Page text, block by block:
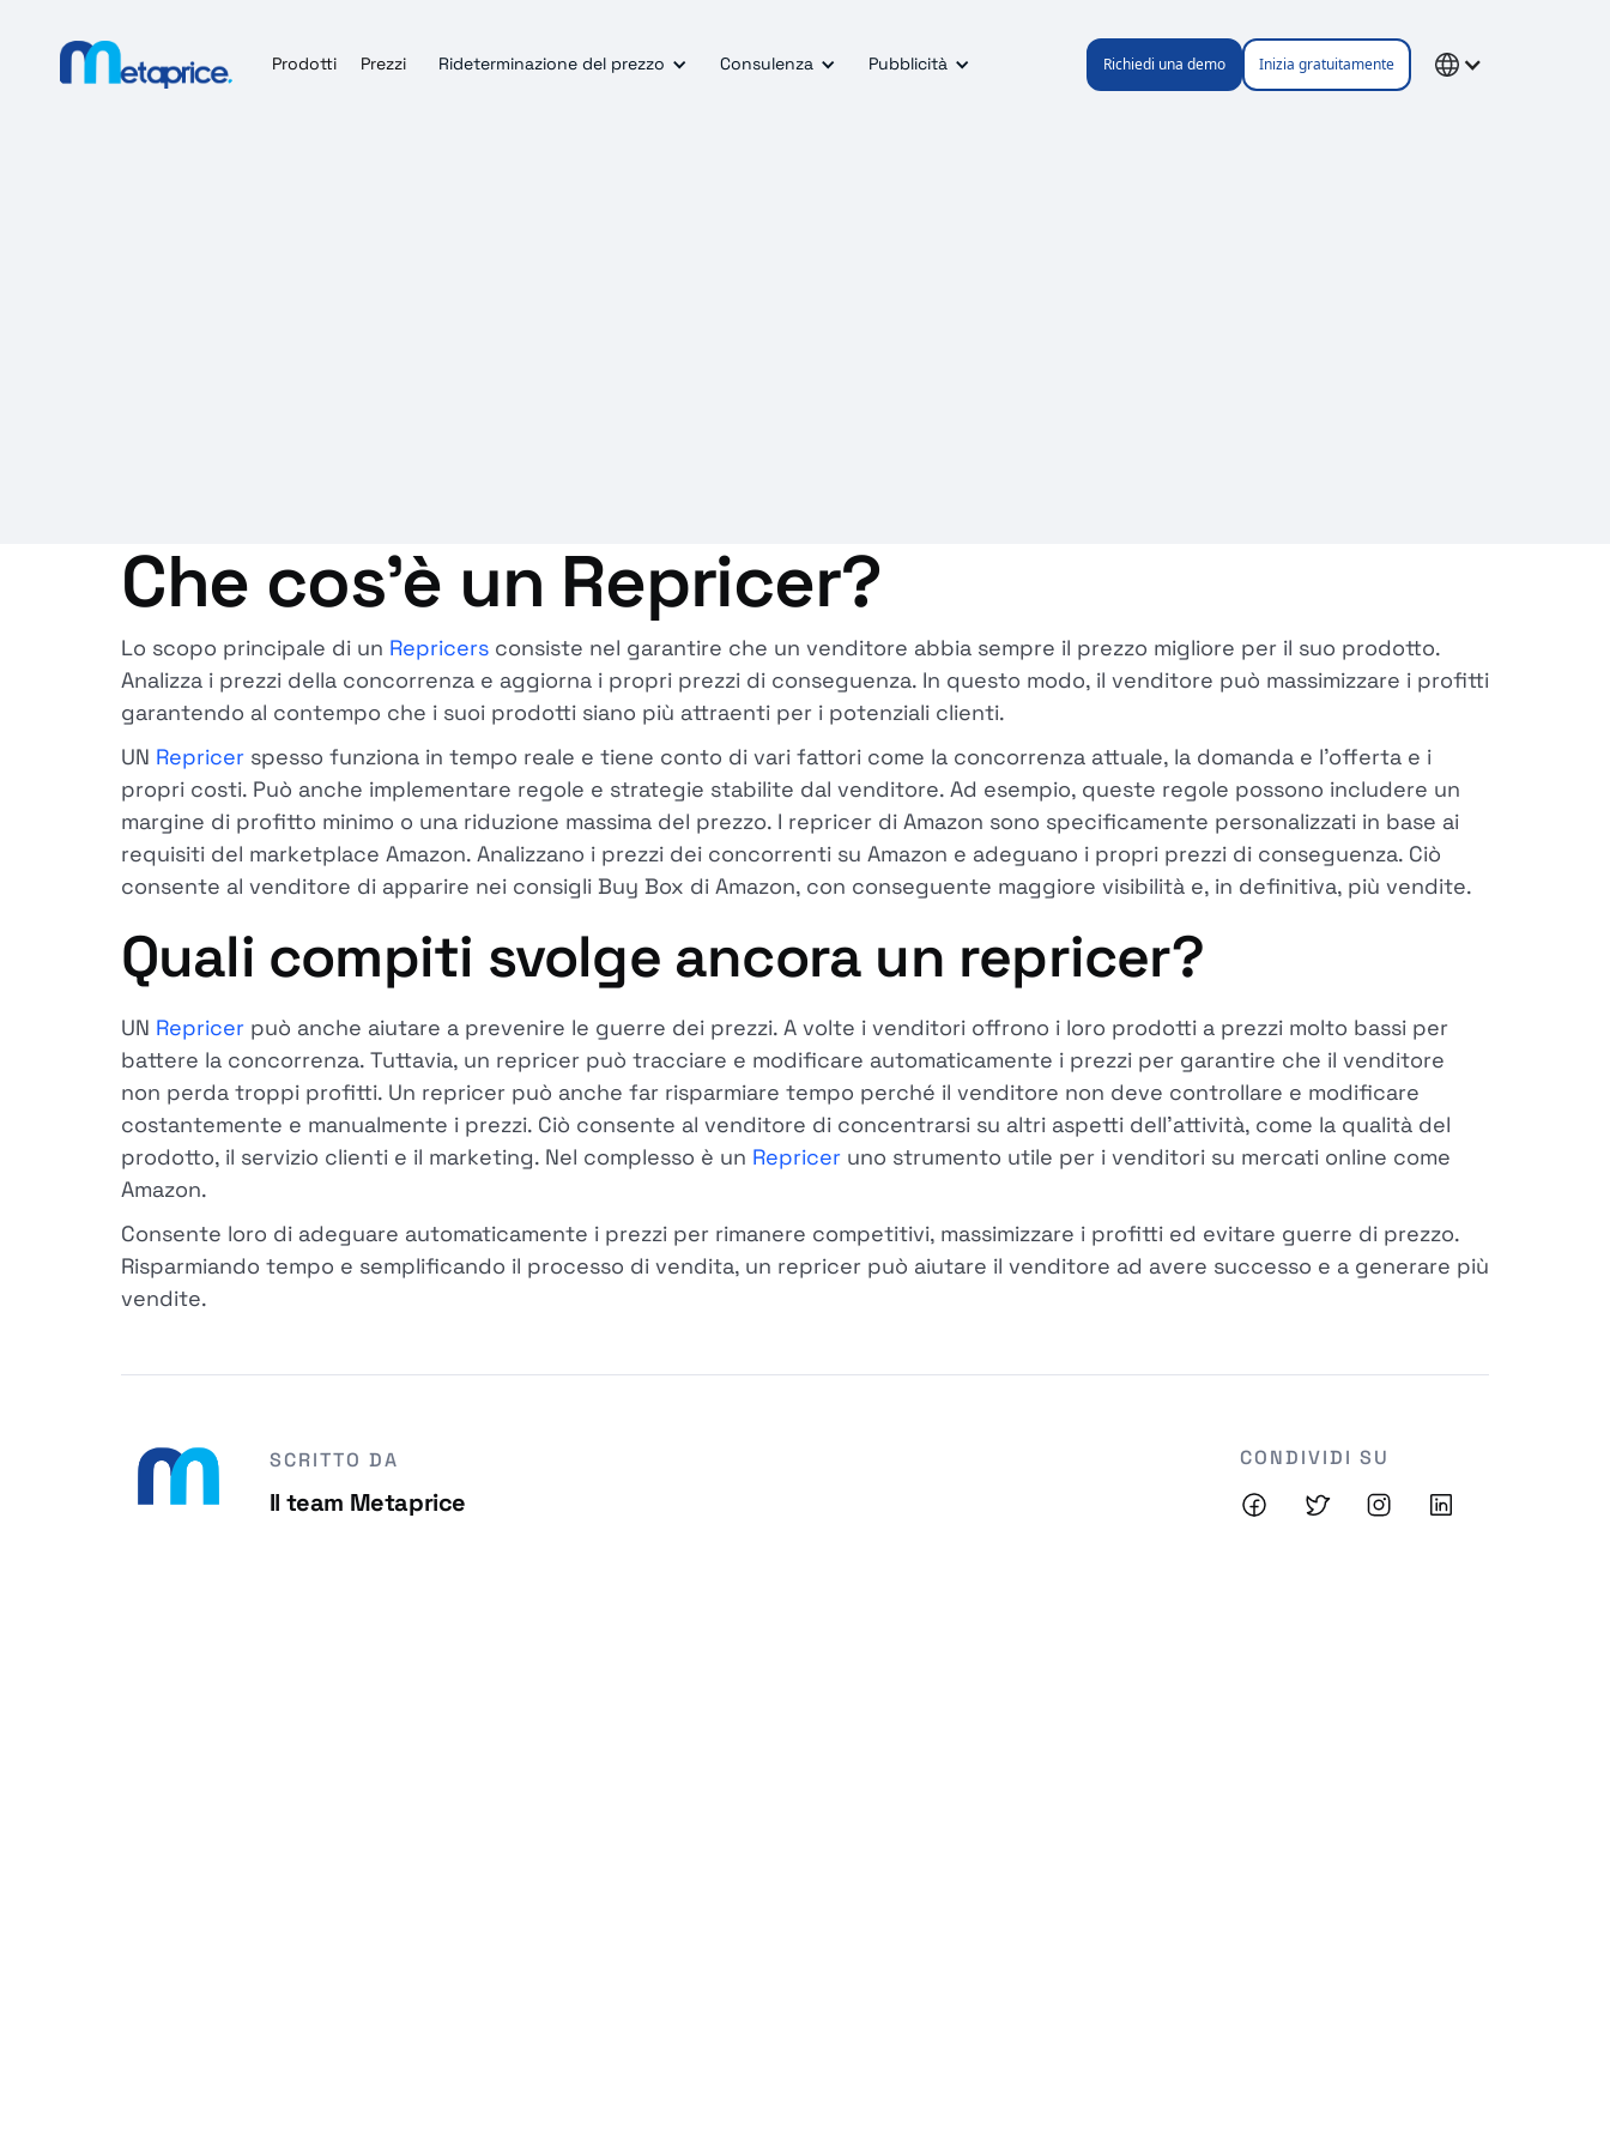
Prodotti Prezzi Rideterminazione del prezzo Consulenza Pubblicità Richiedi una demo Inizia gratuitamente
Che cos'è un Repricer?
Lo scopo principale di un Repricers consiste nel garantire che un venditore abbia sempre il prezzo migliore per il suo prodotto.
Analizza i prezzi della concorrenza e aggiorna i propri prezzi di conseguenza. In questo modo, il venditore può massimizzare i profitti
garantendo al contempo che i suoi prodotti siano più attraenti per i potenziali clienti.
UN Repricer spesso funziona in tempo reale e tiene conto di vari fattori come la concorrenza attuale, la domanda e l'offerta e i
propri costi. Può anche implementare regole e strategie stabilite dal venditore. Ad esempio, queste regole possono includere un
margine di profitto minimo o una riduzione massima del prezzo. I repricer di Amazon sono specificamente personalizzati in base ai
requisiti del marketplace Amazon. Analizzano i prezzi dei concorrenti su Amazon e adeguano i propri prezzi di conseguenza. Ciò
consente al venditore di apparire nei consigli Buy Box di Amazon, con conseguente maggiore visibilità e, in definitiva, più vendite.
Quali compiti svolge ancora un repricer?
UN Repricer può anche aiutare a prevenire le guerre dei prezzi. A volte i venditori offrono i loro prodotti a prezzi molto bassi per
battere la concorrenza. Tuttavia, un repricer può tracciare e modificare automaticamente i prezzi per garantire che il venditore
non perda troppi profitti. Un repricer può anche far risparmiare tempo perché il venditore non deve controllare e modificare
costantemente e manualmente i prezzi. Ciò consente al venditore di concentrarsi su altri aspetti dell'attività, come la qualità del
prodotto, il servizio clienti e il marketing. Nel complesso è un Repricer uno strumento utile per i venditori su mercati online come
Amazon.
Consente loro di adeguare automaticamente i prezzi per rimanere competitivi, massimizzare i profitti ed evitare guerre di prezzo.
Risparmiando tempo e semplificando il processo di vendita, un repricer può aiutare il venditore ad avere successo e a generare più
vendite.
SCRITTO DA
Il team Metaprice
CONDIVIDI SU